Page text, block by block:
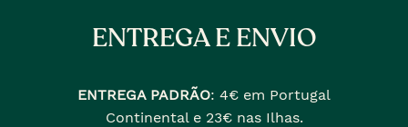
ENTREGA E ENVIO
ENTREGA PADRÃO: 4€ em Portugal
Continental e 23€ nas Ilhas.